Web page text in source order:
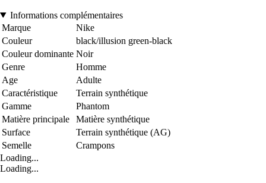
Informations complémentaires
Marque
Nike
Couleur
black/illusion green-black
Couleur dominante Noir
Genre
Homme
Age
Adulte
Caractéristique
Terrain synthétique
Gamme
Phantom
Matière principale
Matière synthétique
Surface
Terrain synthétique (AG)
Semelle
Crampons
Loading...
Loading...